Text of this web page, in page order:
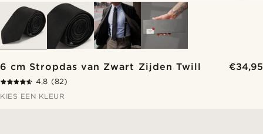
6 cm Stropdas van Zwart Zijden Twill €34,95
4.8 (82)
KIES EEN KLEUR